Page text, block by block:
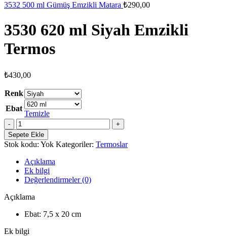
3532 500 ml Gümüş Emzikli Matara ₺290,00
3530 620 ml Siyah Emzikli
Termos
₺430,00
Renk
Ebat
Temizle
Sepete Ekle
Stok kodu: Yok Kategoriler: Termoslar
Açıklama
Ek bilgi
Değerlendirmeler (0)
Açıklama
Ebat: 7,5 x 20 cm
Ek bilgi